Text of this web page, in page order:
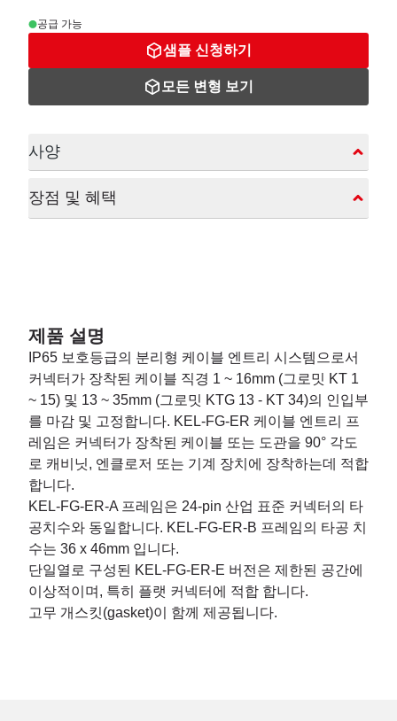
공급 가능
샘플 신청하기
모든 변형 보기
사양
장점 및 혜택
제품 설명
IP65 보호등급의 분리형 케이블 엔트리 시스템으로서
커넥터가 장착된 케이블 직경 1 ~ 16mm (그로밋 KT 1
~ 15) 및 13 ~ 35mm (그로밋 KTG 13 - KT 34)의 인입부
를 마감 및 고정합니다. KEL-FG-ER 케이블 엔트리 프
레임은 커넥터가 장착된 케이블 또는 도관을 90° 각도
로 캐비닛, 엔클로저 또는 기계 장치에 장착하는데 적합
합니다.
KEL-FG-ER-A 프레임은 24-pin 산업 표준 커넥터의 타
공치수와 동일합니다. KEL-FG-ER-B 프레임의 타공 치
수는 36 x 46mm 입니다.
단일열로 구성된 KEL-FG-ER-E 버전은 제한된 공간에
이상적이며, 특히 플랫 커넥터에 적합 합니다.
고무 개스킷(gasket)이 함께 제공됩니다.